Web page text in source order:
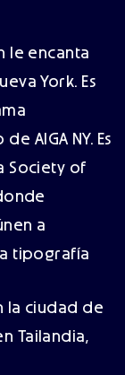
le encanta
York. Es
AIGA NY. Es
Society of
a
tipografía
la ciudad de
Tailandia,